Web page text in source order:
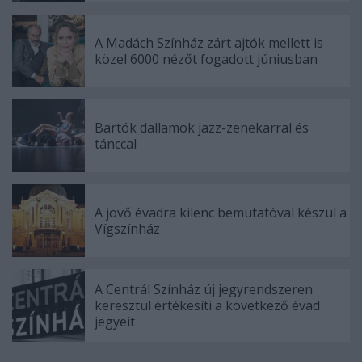
A Madách Színház zárt ajtók mellett is
közel 6000 nézőt fogadott júniusban
Bartók dallamok jazz-zenekarral és
tánccal
A jövő évadra kilenc bemutatóval készül a
Vígszínház
A Centrál Színház új jegyrendszeren
keresztül értékesíti a következő évad
jegyeit